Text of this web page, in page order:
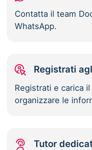
Contatta il team
WhatsApp.
Registrati
Registrati e carica
organizzare le
Tutor